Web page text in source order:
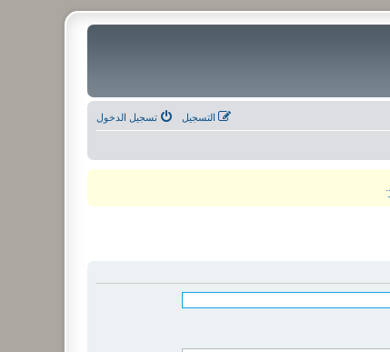
تسجيل الدخول التسجيل